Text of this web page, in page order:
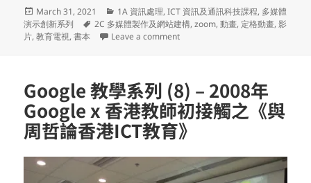
Posted
on
March 31, 2021 Categories
1A 資訊處理,ICT 資訊及通訊科技課程, 多媒體
演示創新系列
Tags
2C 多媒體製作及網站建構,zoom,動畫, 定格動畫,影
片,教育電視,書本 Leave a commenton 多媒體演示創新系列(27) –
Google 教學系列 (8) – 2008年
Google x 香港教師初接觸之《與
周哲論香港ICT教育》